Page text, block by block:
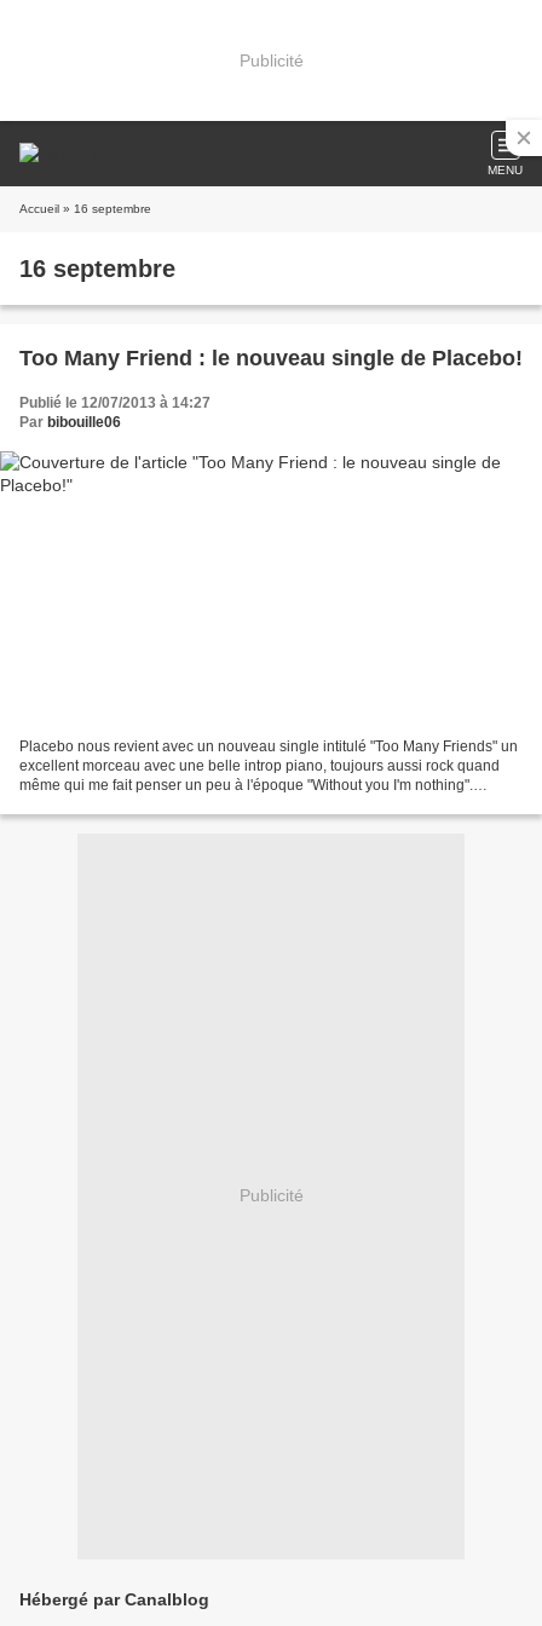
Publicité
MENU
Accueil » 16 septembre
16 septembre
Too Many Friend : le nouveau single de Placebo!
Publié le 12/07/2013 à 14:27
Par bibouille06
Placebo nous revient avec un nouveau single intitulé "Too Many Friends" un
excellent morceau avec une belle introp piano, toujours aussi rock quand
même qui me fait penser un peu à l'époque "Without you I'm nothing".
Publicité
Hébergé par Canalblog